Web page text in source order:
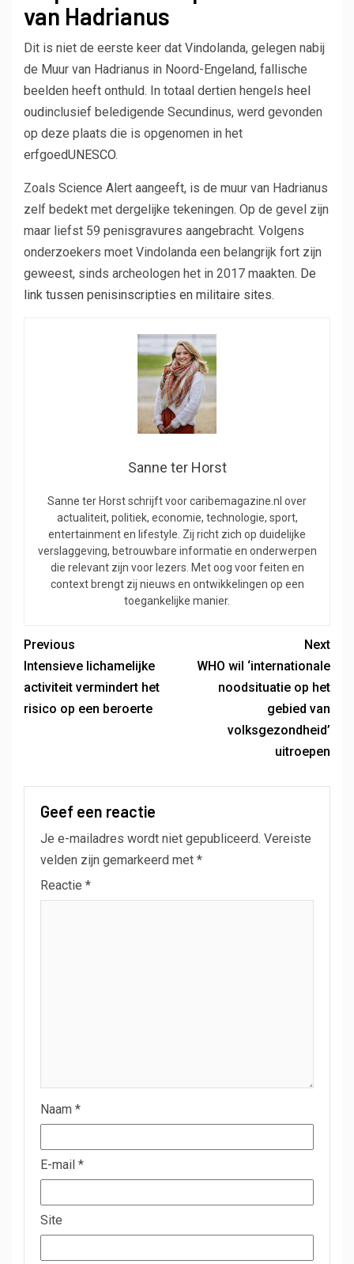
van Hadrianus
Dit is niet de eerste keer dat Vindolanda, gelegen nabij
de Muur van Hadrianus in Noord-Engeland, fallische
beelden heeft onthuld. In totaal dertien hengels heel
oudinclusief beledigende Secundinus, werd gevonden
op deze plaats die is opgenomen in het
erfgoedUNESCO.
Zoals Science Alert aangeeft, is de muur van Hadrianus
zelf bedekt met dergelijke tekeningen. Op de gevel zijn
maar liefst 59 penisgravures aangebracht. Volgens
onderzoekers moet Vindolanda een belangrijk fort zijn
geweest, sinds archeologen het in 2017 maakten. De
link tussen penisinscripties en militaire sites.
Sanne ter Horst
Sanne ter Horst schrijft voor caribemagazine.nl over
actualiteit, politiek, economie, technologie, sport,
entertainment en lifestyle. Zij richt zich op duidelijke
verslaggeving, betrouwbare informatie en onderwerpen
die relevant zijn voor lezers. Met oog voor feiten en
context brengt zij nieuws en ontwikkelingen op een
toegankelijke manier.
Previous
Intensieve lichamelijke
activiteit vermindert het
risico op een beroerte
Next
WHO wil ‘internationale
noodsituatie op het
gebied van
volksgezondheid’
uitroepen
Geef een reactie
Je e-mailadres wordt niet gepubliceerd. Vereiste
velden zijn gemarkeerd met *
Reactie *
Naam *
E-mail *
Site